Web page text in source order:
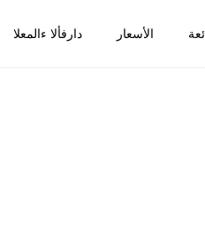
دارفألا ءالمعلا الأسعار